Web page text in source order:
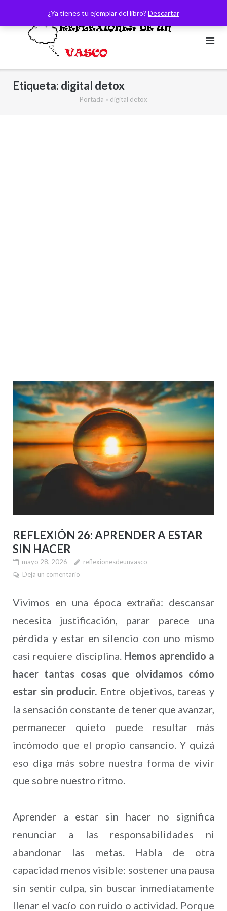
¿Ya tienes tu ejemplar del libro? Descartar
contenido
Etiqueta: digital detox
Portada » digital detox
REFLEXIÓN 26: APRENDER A ESTAR
SIN HACER
mayo 28, 2026
reflexionesdeunvasco
Deja un comentario
Vivimos en una época extraña: descansar
necesita justificación, parar parece una
pérdida y estar en silencio con uno mismo
casi requiere disciplina. Hemos aprendido a
hacer tantas cosas que olvidamos cómo
estar sin producir. Entre objetivos, tareas y
la sensación constante de tener que avanzar,
permanecer quieto puede resultar más
incómodo que el propio cansancio. Y quizá
eso diga más sobre nuestra forma de vivir
que sobre nuestro ritmo.
Aprender a estar sin hacer no significa
renunciar a las responsabilidades ni
abandonar las metas. Habla de otra
capacidad menos visible: sostener una pausa
sin sentir culpa, sin buscar inmediatamente
llenar el vacío con ruido o actividad. Porque